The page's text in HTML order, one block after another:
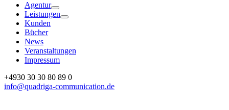
Agentur
Leistungen
Kunden
Bücher
News
Veranstaltungen
Impressum
Facebook
Twitter
LinkedIn
Xing
+4930 30 30 80 89 0
info@quadriga-communication.de